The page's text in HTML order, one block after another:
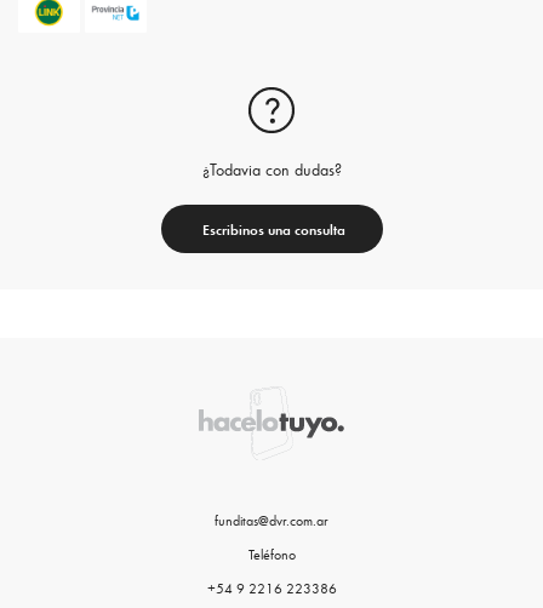
¿Todavia con dudas?
Escribinos una consulta
funditas@dvr.com.ar
Teléfono
+54 9 2216 223386